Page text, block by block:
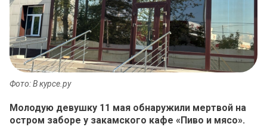
Фото: В курсе.ру
Молодую девушку 11 мая обнаружили мертвой на
остром заборе у закамского кафе «Пиво и мясо».